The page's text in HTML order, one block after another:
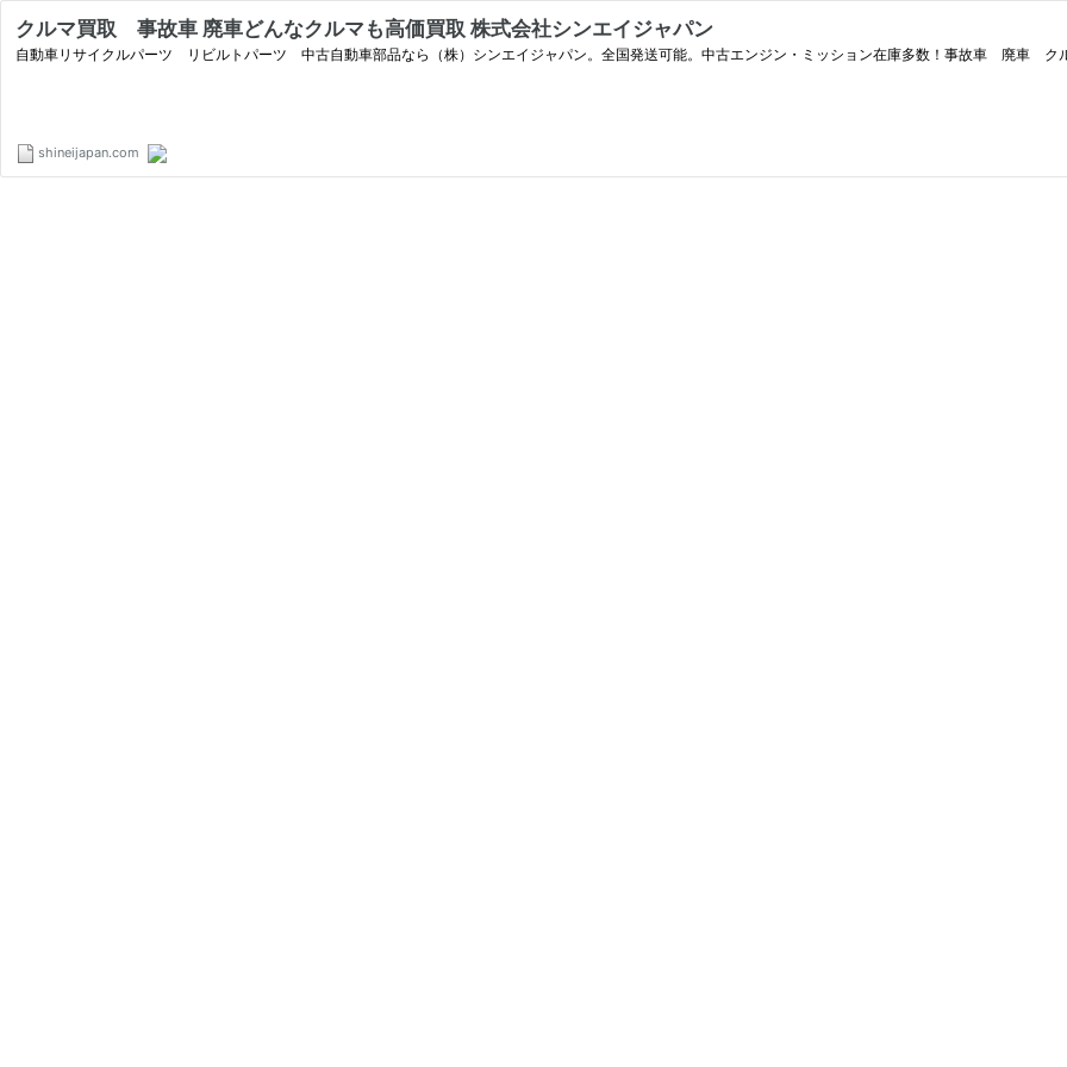
クルマ買取 事故車 廃車どんなクルマも高価買取 株式会社シンエイジャパン
自動車リサイクルパーツ リビルトパーツ 中古自動車部品なら（株）シンエイジャパン。全国発送可能。中古エンジン・ミッション在庫多数！事故車 廃車 ク
shineijapan.com